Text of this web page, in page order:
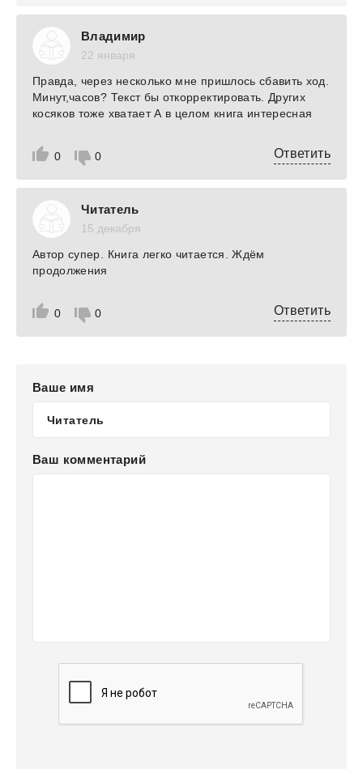
Владимир
22 января
0 0
Правда, через несколько мне пришлось сбавить ход.
Минут,часов? Текст бы откорректировать. Других
косяков тоже хватает А в целом книга интересная
Ответить
Читатель
15 декабря
0 0
Автор супер. Книга легко читается. Ждём
продолжения
Ответить
Ваше имя
Ваш комментарий